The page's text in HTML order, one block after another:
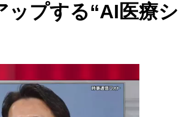
プする“AI医療シ